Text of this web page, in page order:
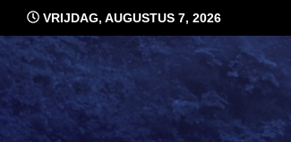
inhoud
VRIJDAG, AUGUSTUS 7, 2026